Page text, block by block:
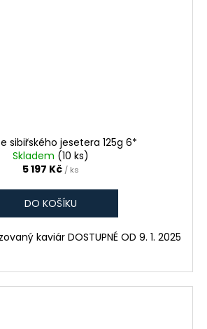
sibiřského jesetera 125g 6*
Skladem (10 ks)
5 197 Kč / ks
DO KOŠÍKU
kaviár DOSTUPNÉ OD 9. 1. 2025